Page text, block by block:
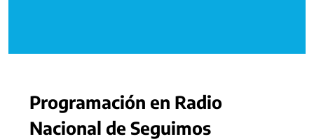
Programación en Radio
Nacional de Seguimos